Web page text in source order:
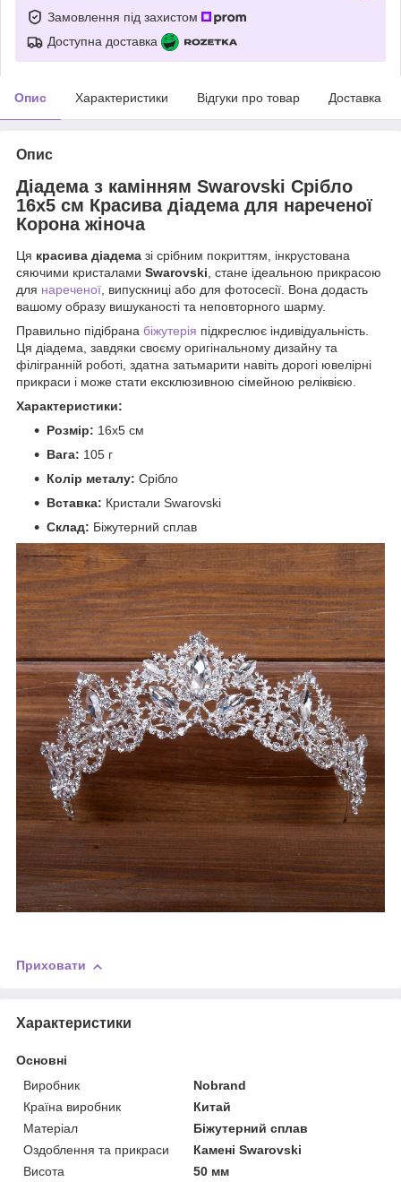
Замовлення під захистом
Доступна доставка
Опис Характеристики Відгуки про товар Доставка
Опис
Діадема з камінням Swarovski Срібло
16х5 см Красива діадема для нареченої
Корона жіноча
Ця красива діадема зі срібним покриттям, інкрустована
сяючими кристалами Swarovski, стане ідеальною прикрасою
для нареченої, випускниці або для фотосесії. Вона додасть
вашому образу вишуканості та неповторного шарму.
Правильно підібрана біжутерія підкреслює індивідуальність.
Ця діадема, завдяки своєму оригінальному дизайну та
філігранній роботі, здатна затьмарити навіть дорогі ювелірні
прикраси і може стати ексклюзивною сімейною реліквією.
Характеристики:
Розмір: 16х5 см
Вага: 105 г
Колір металу: Срібло
Вставка: Кристали Swarovski
Склад: Біжутерний сплав
Приховати
Характеристики
Основні
Виробник
Nobrand
Країна виробник
Китай
Матеріал
Біжутерний сплав
Оздоблення та прикраси
Камені Swarovski
Висота
50 мм